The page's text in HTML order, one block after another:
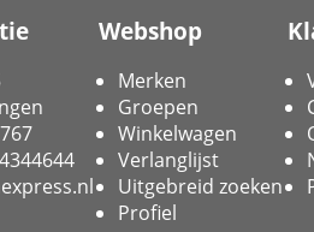
Webshop
Merken
Groepen
Winkelwagen
Verlanglijst
Uitgebreid zoeken
Profiel